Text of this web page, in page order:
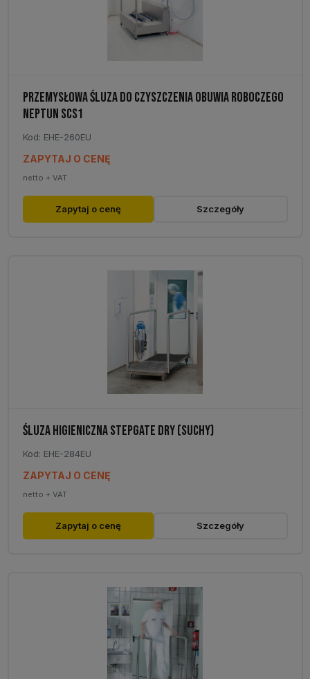
PRZEMYSŁOWA ŚLUZA DO CZYSZCZENIA OBUWIA ROBOCZEGO
NEPTUN SCS1
Kod: EHE-260EU
ZAPYTAJ O CENĘ
netto + VAT
Zapytaj o cenę Szczegóły
ŚLUZA HIGIENICZNA STEPGATE DRY (SUCHY)
Kod: EHE-284EU
ZAPYTAJ O CENĘ
netto + VAT
Zapytaj o cenę Szczegóły